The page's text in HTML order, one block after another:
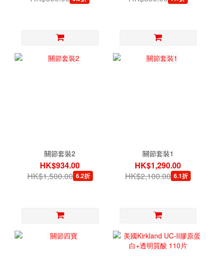
關節套裝2
HK$934.00
HK$1,500.00 6.2折
關節套裝1
HK$1,290.00
HK$2,100.00 6.1折